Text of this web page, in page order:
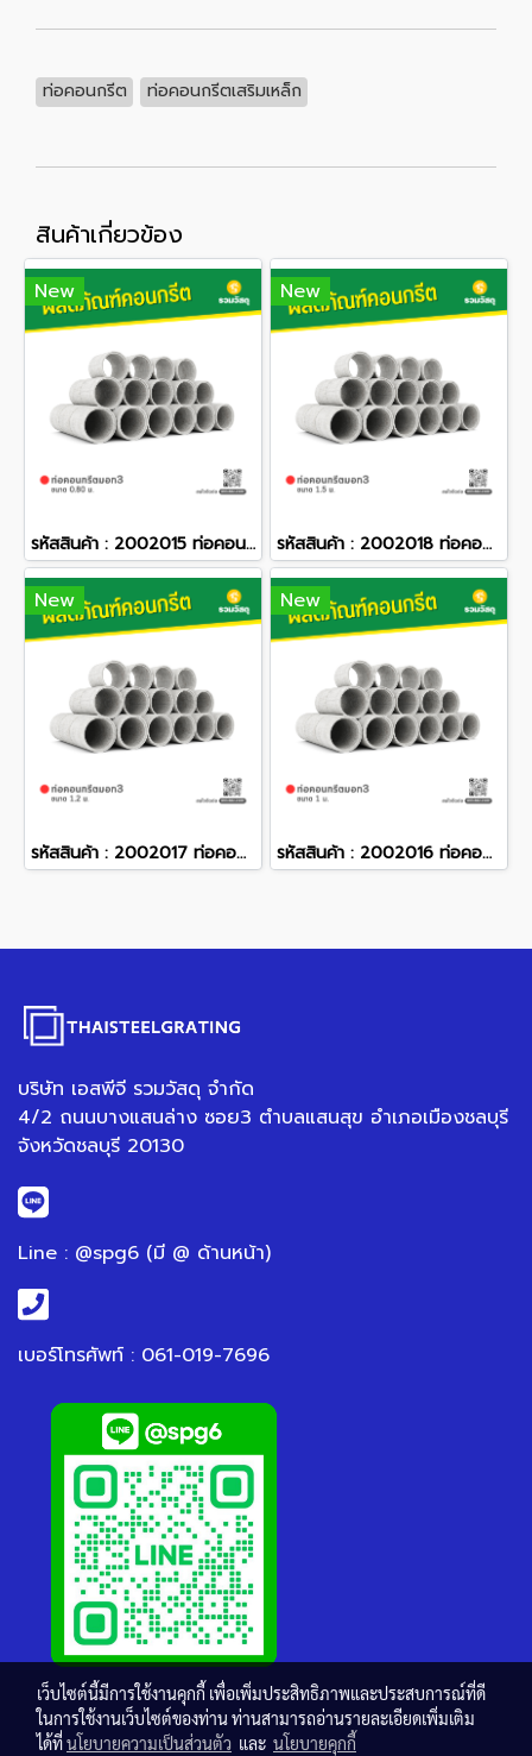
ท่อคอนกรีต ท่อคอนกรีตเสริมเหล็ก
สินค้าเกี่ยวข้อง
New
รหัสสินค้า : 2002015 ท่อคอนกรีตมอก3 ขนาด 0.80 ม.
New
รหัสสินค้า : 2002018 ท่อคอนกรีตมอก3 ขนาด 1.5 ม.
New
รหัสสินค้า : 2002017 ท่อคอนกรีตมอก3 ขนาด 1.2 ม.
New
รหัสสินค้า : 2002016 ท่อคอนกรีตมอก3 ขนาด 1 ม.
บริษัท เอสพีจี รวมวัสดุ จำกัด
4/2 ถนนบางแสนล่าง ซอย3 ตำบลแสนสุข อำเภอเมืองชลบุรี
จังหวัดชลบุรี 20130
Line : @spg6 (มี @ ด้านหน้า)
เบอร์โทรศัพท์ : 061-019-7696
เว็บไซต์นี้มีการใช้งานคุกกี้ เพื่อเพิ่มประสิทธิภาพและประสบการณ์ที่ดี
ในการใช้งานเว็บไซต์ของท่าน ท่านสามารถอ่านรายละเอียดเพิ่มเติม
ได้ที่นโยบายความเป็นส่วนตัว และ นโยบายคุกกี้